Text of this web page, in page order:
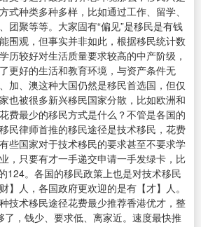
式种类多种多样，比如通过工作、留学、
团聚等等。大家固有“偏见”是移民是有钱
围观，但事实并非如此，根据移民统计数
历较好对生活质量要求较高的中产阶级，
更好的生活和教育环境，与资产条件无
加、澳这种大国仍然是移民首选国，但仅
也被很多新兴移民国家分散，比如欧洲和
费最少的移民方式是什么？不管是各国的
民律师首推的移民途径是技术移民，花费
些国家对于技术移民的要求甚至不要求学
，只要有才一手递交申请一手发绿卡，比
124。各国的移民政策上也是对技术移民
】人，各国政府更欢迎的是有【才】人。
技术移民途径花费最少推荐香港优才，整
，钱少、要求低、离家近。速度最快推